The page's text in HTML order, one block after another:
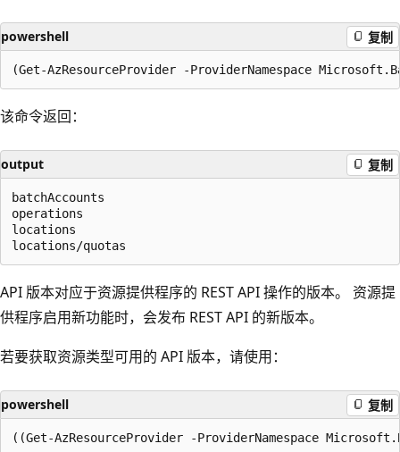
powershell 复制
该命令返回：
output 复制
batchAccounts
operations
locations
API 版本对应于资源提供程序的 REST API 操作的版本。 资源提
供程序启用新功能时，会发布 REST API 的新版本。
若要获取资源类型可用的 API 版本，请使用：
powershell 复制